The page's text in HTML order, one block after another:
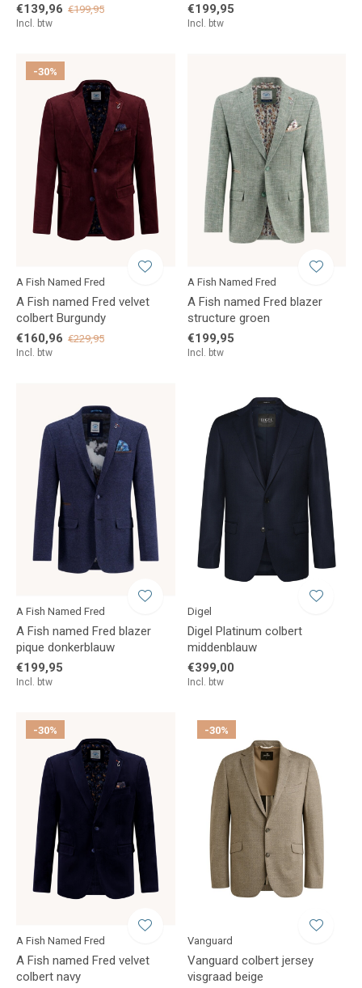
€139,96 €199,95
Incl. btw
€199,95
Incl. btw
-30%
A Fish Named Fred
A Fish named Fred velvet
colbert Burgundy
€160,96 €229,95
Incl. btw
A Fish Named Fred
A Fish named Fred blazer
structure groen
€199,95
Incl. btw
A Fish Named Fred
A Fish named Fred blazer
pique donkerblauw
€199,95
Incl. btw
Digel
Digel Platinum colbert
middenblauw
€399,00
Incl. btw
-30%
A Fish Named Fred
A Fish named Fred velvet
colbert navy
-30%
Vanguard
Vanguard colbert jersey
visgraad beige